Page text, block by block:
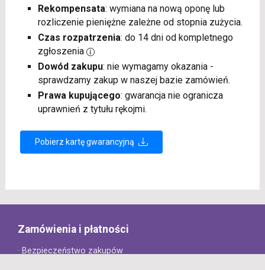
Rekompensata: wymiana na nową oponę lub
rozliczenie pieniężne zależne od stopnia zużycia.
Czas rozpatrzenia: do 14 dni od kompletnego
zgłoszenia
Dowód zakupu: nie wymagamy okazania -
sprawdzamy zakup w naszej bazie zamówień.
Prawa kupującego: gwarancja nie ogranicza
uprawnień z tytułu rękojmi.
Pobierz kartę gwarancyjną
Zamówienia i płatności
· Bezpieczeństwo zakupów